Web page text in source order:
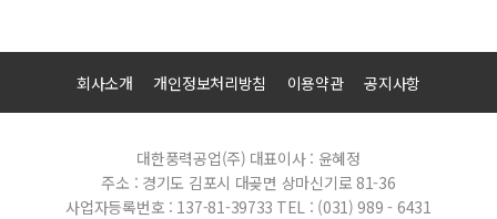
회사소개 개인정보처리방침 이용약관 공지사항
대한풍력공업(주) 대표이사 : 윤혜정
주소 : 경기도 김포시 대곶면 상마신기로 81-36
사업자등록번호 : 137-81-39733 TEL : (031) 989 - 6431